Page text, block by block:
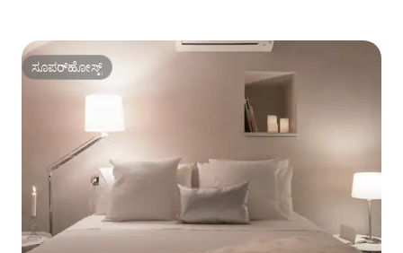
ಸೂಪರ್‌ಹೋಸ್ಟ್
ಸೂಪರ್‌ಹೋಸ್ಟ್